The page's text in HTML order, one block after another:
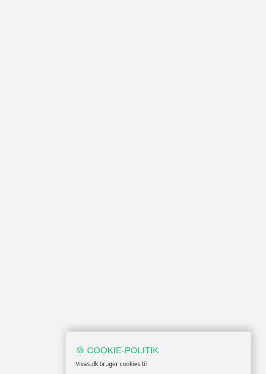
🍪 COOKIE-POLITIK
Vivas.dk bruger cookies til